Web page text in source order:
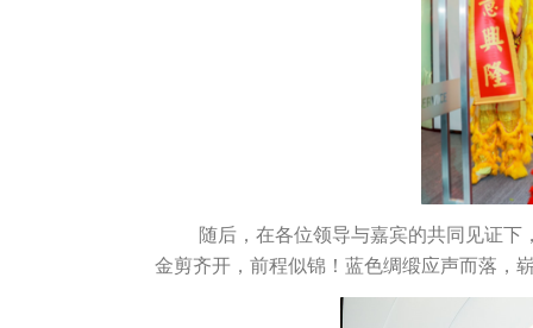
随后，在各位领导与嘉宾的共同见证
金剪齐开，前程似锦！蓝色绸缎应声而落，